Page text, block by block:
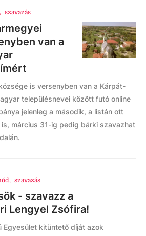
, szavazás
van a
is versenyben van a Kárpát-
településnevei között futó online
jelenleg a második, a listán ott
is, március 31-ig pedig bárki szavazhat
, szavazás
- szavazz a
Lengyel Zsófira!
Egyesület kitüntető díját azok